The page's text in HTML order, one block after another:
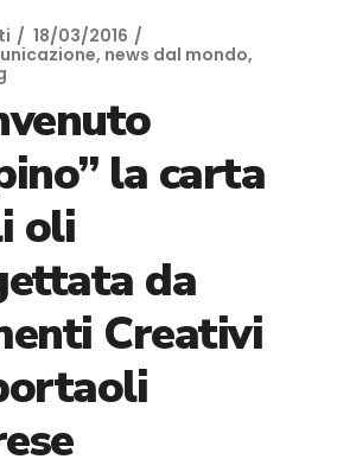
18/03/2016
, news dal mondo,
la carta
oli
da
Creativi